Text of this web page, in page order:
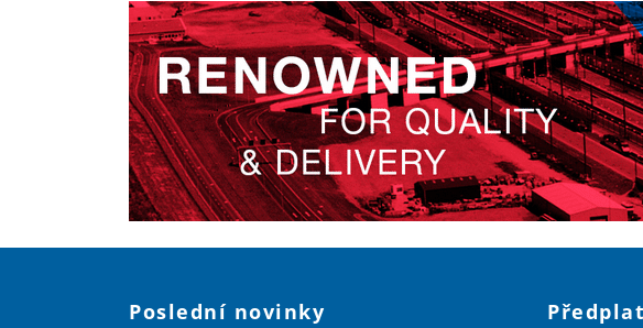
Poslední novinky